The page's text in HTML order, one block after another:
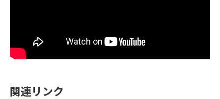
関連リンク